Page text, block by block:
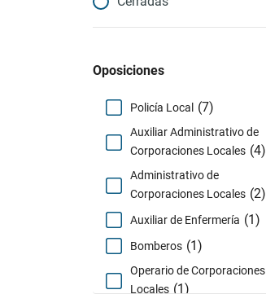
Oposiciones
Policía Local (7)
Auxiliar Administrativo de
Corporaciones Locales (4)
Administrativo de
Corporaciones Locales (2)
Auxiliar de Enfermería (1)
Bomberos (1)
Operario de Corporaciones
Locales (1)